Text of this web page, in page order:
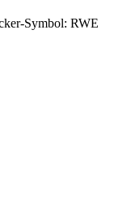
Symbol: RWE